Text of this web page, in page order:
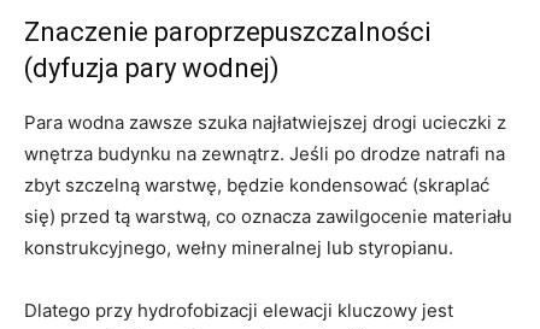
Znaczenie paroprzepuszczalności
(dyfuzja pary wodnej)
Para wodna zawsze szuka najłatwiejszej drogi ucieczki z
wnętrza budynku na zewnątrz. Jeśli po drodze natrafi na
zbyt szczelną warstwę, będzie kondensować (skraplać
się) przed tą warstwą, co oznacza zawilgocenie materiału
konstrukcyjnego, wełny mineralnej lub styropianu.
Dlatego przy hydrofobizacji elewacji kluczowy jest